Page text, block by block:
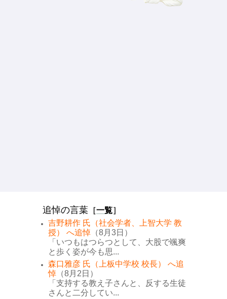
追悼の言葉 ［一覧］
吉野耕作 氏（社会学者、上智大学 教
授） へ追悼 （8月3日）
「いつもはつらつとして、大股で颯爽
と歩く姿が今も思...
森口雅彦 氏（上板中学校 校長） へ追
悼 （8月2日）
「支持する教え子さんと、反する生徒
さんと二分してい...